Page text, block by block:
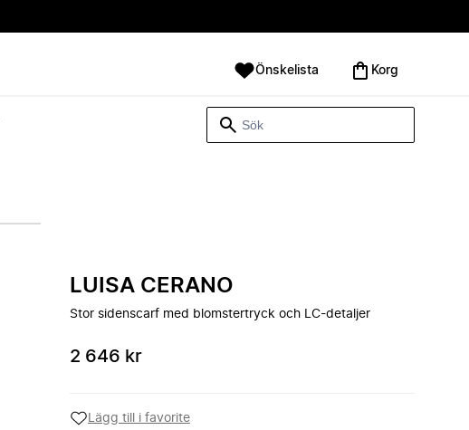
Önskelista Korg
LUISA CERANO
Stor sidenscarf med blomstertryck och LC-detaljer
2 646 kr
Lägg till i favorite